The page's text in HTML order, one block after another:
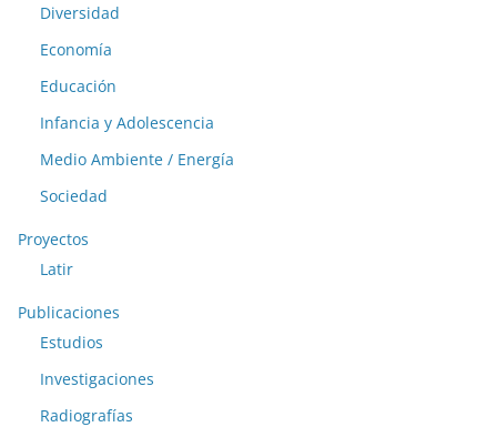
Diversidad
Economía
Educación
Infancia y Adolescencia
Medio Ambiente / Energía
Sociedad
Proyectos
Latir
Publicaciones
Estudios
Investigaciones
Radiografías